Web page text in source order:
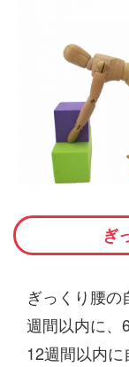
ぎ
ぎっくり腰
週間以内に、
12週間以内